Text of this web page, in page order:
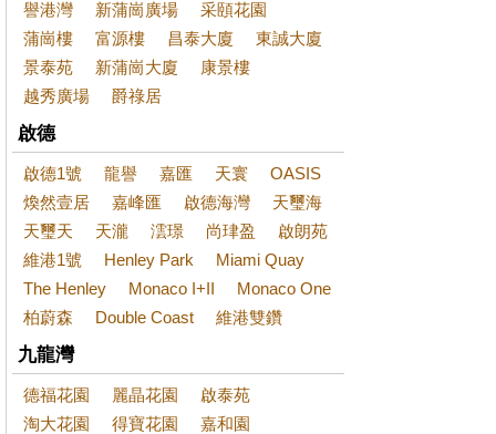
譽港灣 新蒲崗廣場
采頤花園
蒲崗樓
富源樓 昌泰大廈
東誠大廈
景泰苑
新蒲崗大廈
康景樓
越秀廣場
爵祿居
啟德
啟德1號 龍譽 嘉匯 天寰
OASIS
煥然壹居
嘉峰匯 啟德海灣
天璽海
天璽天
天瀧 澐璟 尚珒盈
啟朗苑
維港1號
Henley Park
Miami Quay
The Henley
Monaco I+II
Monaco One
柏蔚森
Double Coast 維港雙鑽
九龍灣
德福花園 麗晶花園
啟泰苑
淘大花園
得寶花園 嘉和園